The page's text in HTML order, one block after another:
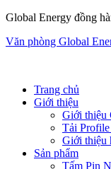
Global Energy đồng
Văn phòng Global
Trang chủ
Giới thiệu
Giới thiệu
Tải
Giới thiệu
Sản phẩm
Tấm Pin